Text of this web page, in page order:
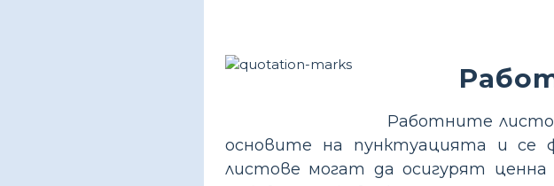
Работните
основите на пунктуацията и се
листове могат да осигурят